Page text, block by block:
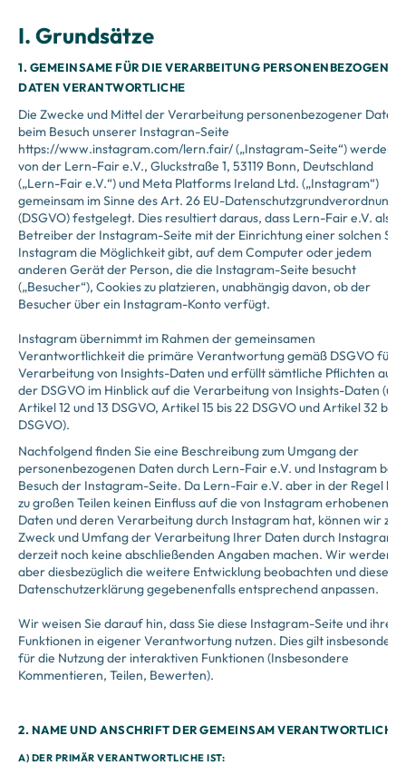
I. Grundsätze
1. GEMEINSAME FÜR DIE VERARBEITUNG PERSONENBEZOGENER
DATEN VERANTWORTLICHE
Die Zwecke und Mittel der Verarbeitung personenbezogener Daten
beim Besuch unserer Instagran-Seite
https://www.instagram.com/lern.fair/ („Instagram-Seite“) werden
von der Lern-Fair e.V., Gluckstraße 1, 53119 Bonn, Deutschland
(„Lern-Fair e.V.“) und Meta Platforms Ireland Ltd. („Instagram“)
gemeinsam im Sinne des Art. 26 EU-Datenschutzgrundverordnung
(DSGVO) festgelegt. Dies resultiert daraus, dass Lern-Fair e.V. als
Betreiber der Instagram-Seite mit der Einrichtung einer solchen
Instagram die Möglichkeit gibt, auf dem Computer oder jedem
anderen Gerät der Person, die die Instagram-Seite besucht
(„Besucher“), Cookies zu platzieren, unabhängig davon, ob der
Besucher über ein Instagram-Konto verfügt.
Instagram übernimmt im Rahmen der gemeinsamen
Verantwortlichkeit die primäre Verantwortung gemäß DSGVO für
Verarbeitung von Insights-Daten und erfüllt sämtliche Pflichten aus
der DSGVO im Hinblick auf die Verarbeitung von Insights-Daten (u.
Artikel 12 und 13 DSGVO, Artikel 15 bis 22 DSGVO und Artikel 32 bis
DSGVO).
Nachfolgend finden Sie eine Beschreibung zum Umgang der
personenbezogenen Daten durch Lern-Fair e.V. und Instagram
Besuch der Instagram-Seite. Da Lern-Fair e.V. aber in der Regel
zu großen Teilen keinen Einfluss auf die von Instagram erhobenen
Daten und deren Verarbeitung durch Instagram hat, können wir zu
Zweck und Umfang der Verarbeitung Ihrer Daten durch Instagram
derzeit noch keine abschließenden Angaben machen. Wir werden
aber diesbezüglich die weitere Entwicklung beobachten und diese
Datenschutzerklärung gegebenenfalls entsprechend anpassen.
Wir weisen Sie darauf hin, dass Sie diese Instagram-Seite und ihre
Funktionen in eigener Verantwortung nutzen. Dies gilt insbesondere
für die Nutzung der interaktiven Funktionen (Insbesondere
Kommentieren, Teilen, Bewerten).
2. NAME UND ANSCHRIFT DER GEMEINSAM
A) DER PRIMÄR VERANTWORTLICHE IST: